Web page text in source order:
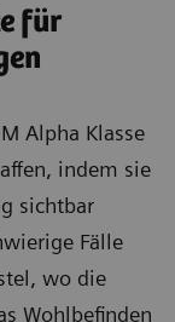
für
Alpha Klasse
indem sie
sichtbar
Fälle
wo die
Wohlbefinden